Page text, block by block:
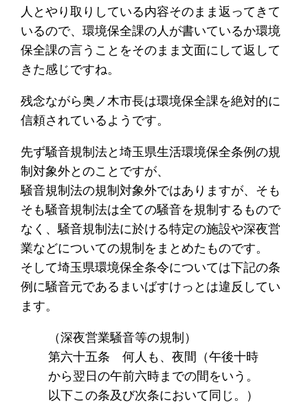
人とやり取りしている内容そのまま返ってきて
いるので、環境保全課の人が書いているか環境
保全課の言うことをそのまま文面にして返して
きた感じですね。
残念ながら奥ノ木市長は環境保全課を絶対的に
信頼されているようです。
先ず騒音規制法と埼玉県生活環境保全条例の規
制対象外とのことですが、
騒音規制法の規制対象外ではありますが、そも
そも騒音規制法は全ての騒音を規制するもので
なく、騒音規制法に於ける特定の施設や深夜営
業などについての規制をまとめたものです。
そして埼玉県環境保全条令については下記の条
例に騒音元であるまいばすけっとは違反してい
ます。
（深夜営業騒音等の規制）
第六十五条 何人も、夜間（午後十時
から翌日の午前六時までの間をいう。
以下この条及び次条において同じ。）